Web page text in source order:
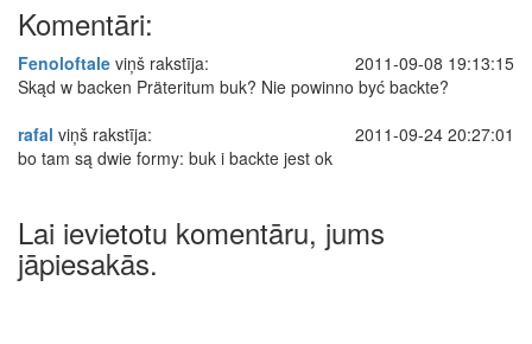
Komentāri:
Fenoloftale viņš rakstīja:
2011-09-08 19:13:15
Skąd w backen Präteritum buk? Nie powinno być backte?
rafal viņš rakstīja:
2011-09-24 20:27:01
bo tam są dwie formy: buk i backte jest ok
Lai ievietotu komentāru, jums
jāpiesakās.